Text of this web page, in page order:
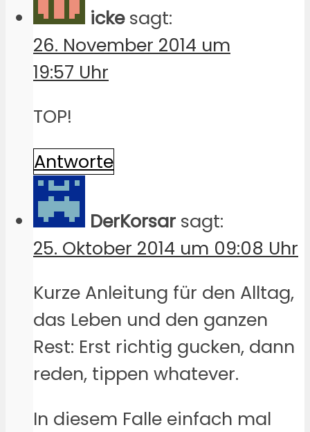
icke sagt:
26. November 2014 um
19:57 Uhr
TOP!
Antworte
DerKorsar sagt:
25. Oktober 2014 um 09:08 Uhr
Kurze Anleitung für den Alltag,
das Leben und den ganzen
Rest: Erst richtig gucken, dann
reden, tippen whatever.
In diesem Falle einfach mal